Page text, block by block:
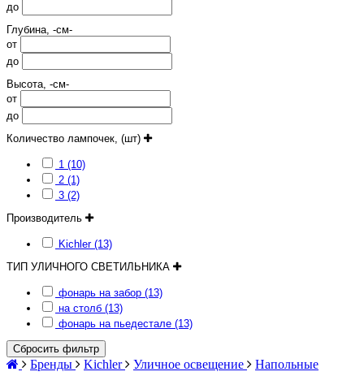
до
Глубина, -см-
от
до
Высота, -см-
от
до
Количество лампочек, (шт)
1 (10)
2 (1)
3 (2)
Производитель
Kichler (13)
ТИП УЛИЧНОГО СВЕТИЛЬНИКА
фонарь на забор (13)
на столб (13)
фонарь на пьедестале (13)
Сбросить фильтр
Бренды Kichler Уличное освещение
Напольные